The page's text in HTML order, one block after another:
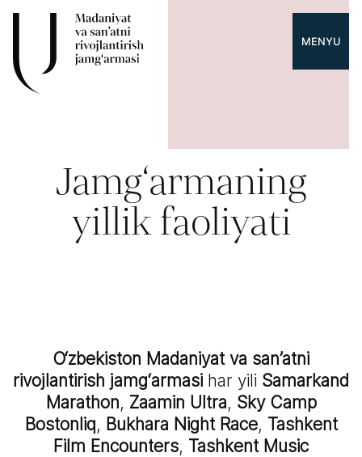
MENYU
Jamg‘armaning
yillik faoliyati
O‘zbekiston Madaniyat va san’atni
rivojlantirish jamg‘armasi har yili Samarkand
Marathon, Zaamin Ultra, Sky Camp
Bostonliq, Bukhara Night Race, Tashkent
Film Encounters, Tashkent Music